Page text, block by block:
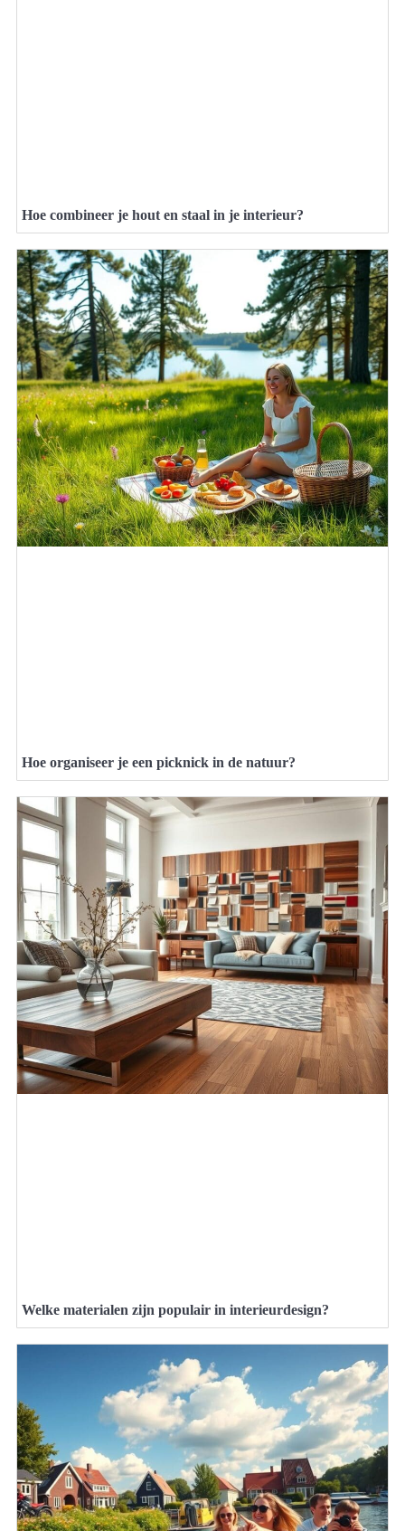
Hoe combineer je hout en staal in je interieur?
Hoe organiseer je een picknick in de natuur?
Welke materialen zijn populair in interieurdesign?